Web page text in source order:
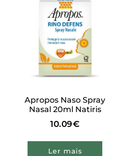
Apropos Naso Spray
Nasal 20ml Natiris
10.09€
Ler mais